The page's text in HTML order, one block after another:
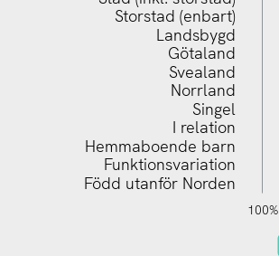
Född utanför Norden
Funktionsvariation
Hemmaboende barn
I relation
Singel
Norrland
Svealand
Götaland
Landsbygd
Storstad (enbart)
-40%
-20%100%
120%
140%